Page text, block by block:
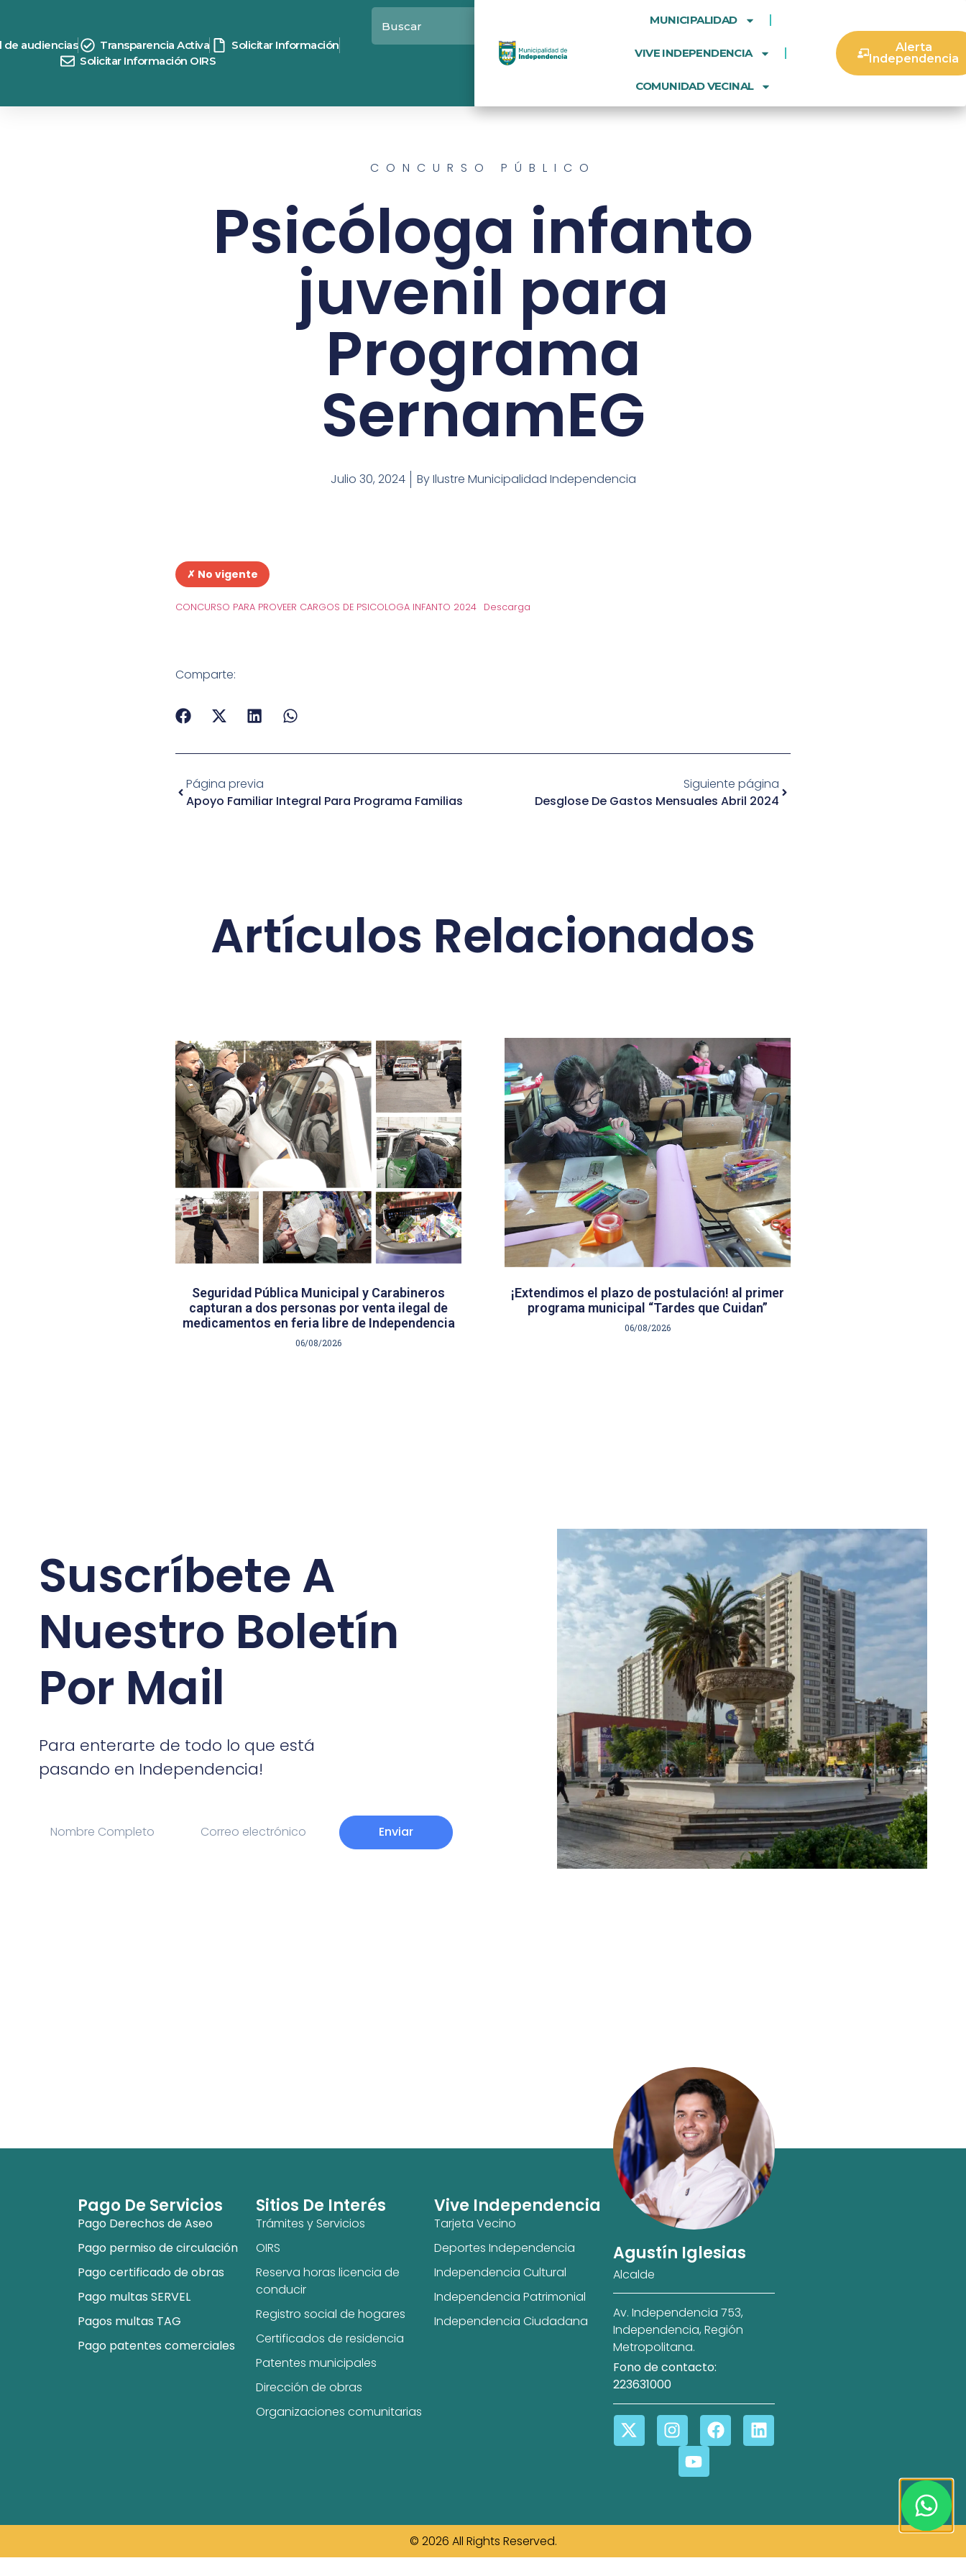
de audiencias Transparencia Activa
Solicitar Información
Solicitar Información OIRS
MUNICIPALIDAD
VIVE INDEPENDENCIA
COMUNIDAD VECINAL
Alerta
Independencia
CONCURSO PÚBLICO
Psicóloga infanto
juvenil para
Programa
SernamEG
Julio 30, 2024 ByIlustre Municipalidad Independencia
✗ No vigente
CONCURSO PARA PROVEER CARGOS DE PSICOLOGA INFANTO 2024 Descarga
Comparte:
Página previa
Apoyo Familiar Integral Para Programa Familias
Siguiente página
Desglose De Gastos Mensuales Abril 2024
Artículos Relacionados
Seguridad Pública Municipal y Carabineros
capturan a dos personas por venta ilegal de
medicamentos en feria libre de Independencia
06/08/2026
¡Extendimos el plazo de postulación! al primer
programa municipal “Tardes que Cuidan”
06/08/2026
Suscríbete A
Nuestro Boletín
Por Mail
Para enterarte de todo lo que está
pasando en Independencia!
Enviar
Pago De Servicios
Pago Derechos de Aseo
Pago permiso de circulación
Pago certificado de obras
Pago multas SERVEL
Pagos multas TAG
Pago patentes comerciales
Sitios De Interés
Trámites y Servicios
OIRS
Reserva horas licencia de
conducir
Registro social de hogares
Certificados de residencia
Patentes municipales
Dirección de obras
Organizaciones comunitarias
Vive Independencia
Tarjeta Vecino
Deportes Independencia
Independencia Cultural
Independencia Patrimonial
Independencia Ciudadana
Agustín Iglesias
Alcalde
Av. Independencia 753,
Independencia, Región
Metropolitana.
Fono de contacto:
223631000
© 2026 All Rights Reserved.